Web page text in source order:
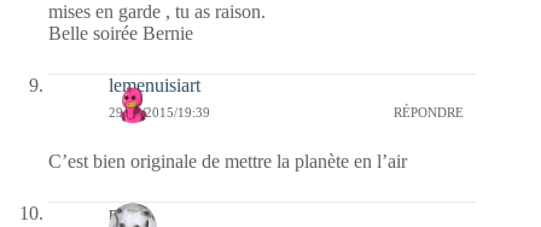
mises en garde , tu as raison.
Belle soirée Bernie
lemenuisiart
29/07/2015/19:39 RÉPONDRE
C’est bien originale de mettre la planète en l’air
nays